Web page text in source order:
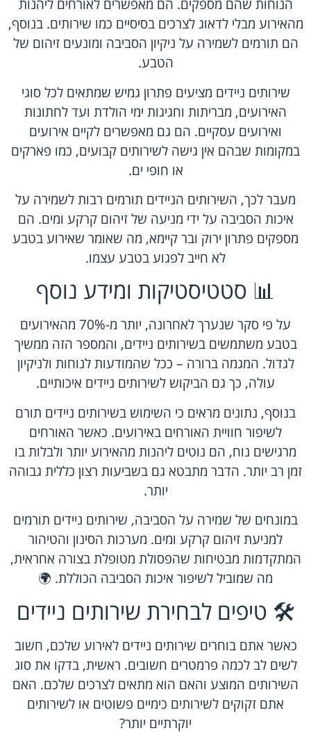
הנוחות שהם מספקים. הם מאפשרים לאורחים ליהנות
מהאירוע מבלי לדאוג לצרכים בסיסיים כמו שירותים. בנוסף,
הם תורמים לשמירה על ניקיון הסביבה ומונעים זיהום של
הטבע.
שירותים ניידים מציעים פתרון גמיש שמתאים לכל סוגי
האירועים, מבריתות וחגיגות ימי הולדת ועד לחתונות
ואירועים עסקיים. הם גם מאפשרים לקיים אירועים
במקומות שבהם אין גישה לשירותים קבועים, כמו פארקים
או חופי ים.
מעבר לכך, השירותים הניידים תורמים רבות לשמירה על
איכות הסביבה על ידי מניעה של זיהום קרקע ומים. הם
מספקים פתרון ירוק ובר קיימא, מה שאומר שאירוע בטבע
לא חייב לפגוע בטבע עצמו.
📊 סטטיסטיקות ומידע נוסף
על פי סקר שנערך לאחרונה, יותר מ-70% מהאירועים
בטבע משתמשים בשירותים ניידים, והמספר הזה ממשיך
לגדול. המגמה ברורה – ככל שהמודעות לנוחות ולניקיון
עולה, כך גם הביקוש לשירותים ניידים איכותיים.
בנוסף, נתונים מראים כי השימוש בשירותים ניידים תורם
לשיפור חוויית האורחים באירועים. כאשר האורחים
מרגישים נוח, הם נוטים ליהנות מהאירוע יותר ולבלות בו
זמן רב יותר. הדבר מתבטא גם בשביעות רצון כללית גבוהה
יותר.
במונחים של שמירה על הסביבה, שירותים ניידים תורמים
למניעת זיהום קרקע ומים. מערכות הסינון והטיהור
המתקדמות מבטיחות שהפסולת מטופלת בצורה אחראית,
מה שמוביל לשיפור איכות הסביבה הכוללת. 🌍
🛠️ טיפים לבחירת שירותים ניידים
כאשר אתם בוחרים שירותים ניידים לאירוע שלכם, חשוב
לשים לב לכמה פרמטרים חשובים. ראשית, בדקו את סוג
השירותים המוצע והאם הוא מתאים לצרכים שלכם. האם
אתם זקוקים לשירותים כימיים פשוטים או לשירותים
יוקרתיים יותר?